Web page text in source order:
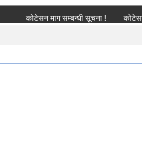
कोटेसन माग सम्बन्धी सूचना ! कोटेसन माग